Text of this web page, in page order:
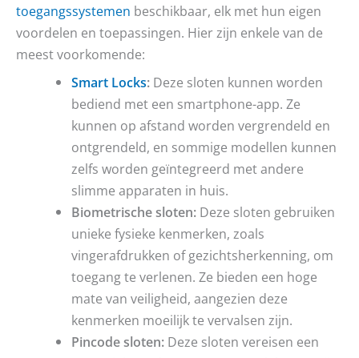
toegangssystemen beschikbaar, elk met hun eigen
voordelen en toepassingen. Hier zijn enkele van de
meest voorkomende:
Smart Locks: Deze sloten kunnen worden
bediend met een smartphone-app. Ze
kunnen op afstand worden vergrendeld en
ontgrendeld, en sommige modellen kunnen
zelfs worden geïntegreerd met andere
slimme apparaten in huis.
Biometrische sloten: Deze sloten gebruiken
unieke fysieke kenmerken, zoals
vingerafdrukken of gezichtsherkenning, om
toegang te verlenen. Ze bieden een hoge
mate van veiligheid, aangezien deze
kenmerken moeilijk te vervalsen zijn.
Pincode sloten: Deze sloten vereisen een